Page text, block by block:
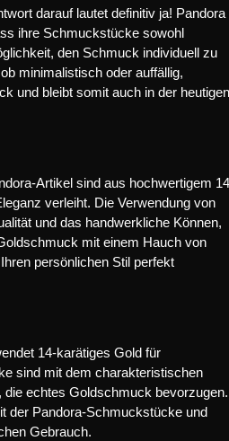
darauf lautet definitiv ja! Pandora
ihre Schmuckstücke sowohl
den Schmuck individuell zu
minimalistisch oder auffällig,
und bleibt somit auch in der heutigen
Artikel sind aus hochwertigem
verleiht. Die Verwendung von
und das handwerkliche Können,
mit einem Hauch von
persönlichen Stil perfekt
14-karätiges Gold für
sind mit dem charakteristischen
die echtes Goldschmuck bevorzugen.
der Pandora-Schmuckstücke und
Gebrauch.